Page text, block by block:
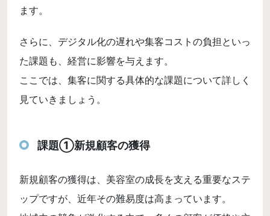
ます。
さらに、デジタル化の遅れや集客コストの負担といっ
た課題も、経営に影響を与えます。
ここでは、集客に関する具体的な課題について詳しく
見ていきましょう。
課題①新規顧客の獲得
新規顧客の獲得は、美容室の成長を支える重要なステ
ップですが、近年その難易度は高まっています。